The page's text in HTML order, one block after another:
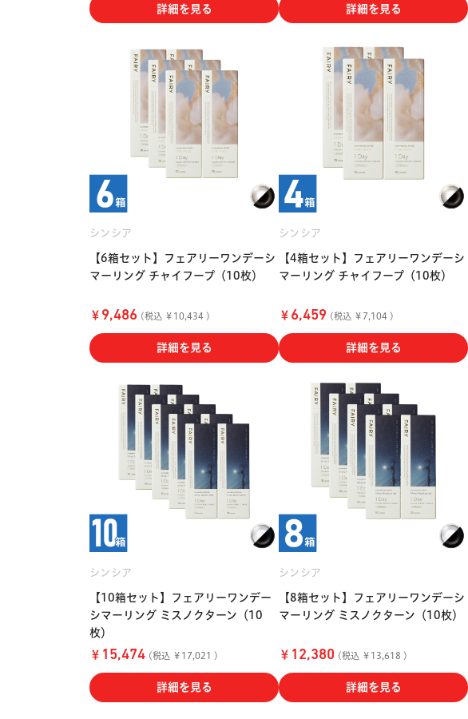
詳細を見る 詳細を見る
シンシア
【6箱セット】フェアリーワンデーシ
マーリング チャイフープ（10枚）
￥ 9,486 (税込 ￥10,434 )
詳細を見る
シンシア
【4箱セット】フェアリーワンデーシ
マーリング チャイフープ（10枚）
￥ 6,459 (税込 ￥7,104 )
詳細を見る
シンシア
【10箱セット】フェアリーワンデー
シマーリング ミスノクターン（10
枚）
￥ 15,474 (税込 ￥17,021 )
詳細を見る
シンシア
【8箱セット】フェアリーワンデーシ
マーリング ミスノクターン（10枚）
￥ 12,380 (税込 ￥13,618 )
詳細を見る